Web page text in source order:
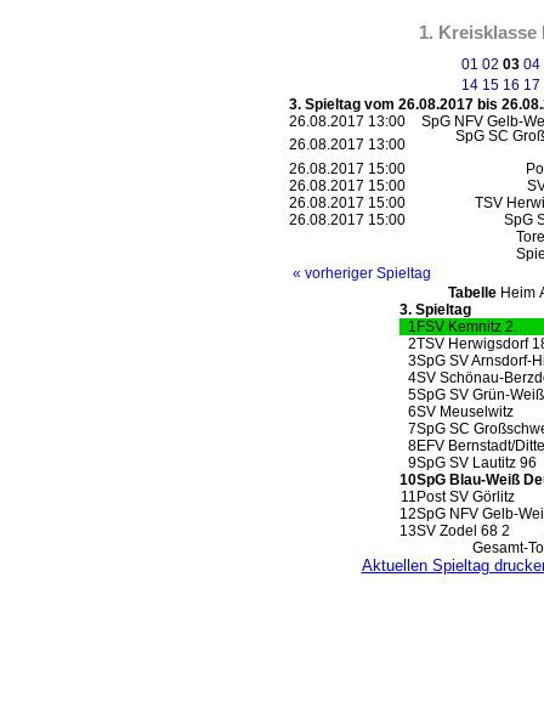
1. Kreisklasse
01 02 03 04
14 15 16 17
3. Spieltag vom 26.08.2017 bis
26.08.2017 13:00
SpG NFV Gelb-
26.08.2017 13:00
SpG SC
26.08.2017 15:00
26.08.2017 15:00
26.08.2017 15:00
TSV
26.08.2017 15:00
SpG
« vorheriger Spieltag
Tabelle Heim
3. Spieltag
1 FSV Kemnitz 2.
2TSV Herwigsdorf
3SpG SV Arnsdorf-
4SV Schönau-
5SpG SV Grün-
6SV Meuselwitz
7SpG SC
8EFV Bernstadt/
9SpG SV Lautitz 96
10SpG Blau-Weiß
11 Post SV Görlitz
12SpG NFV Gelb-
13SV Zodel 68 2
Gesamt-
Aktuellen Spieltag